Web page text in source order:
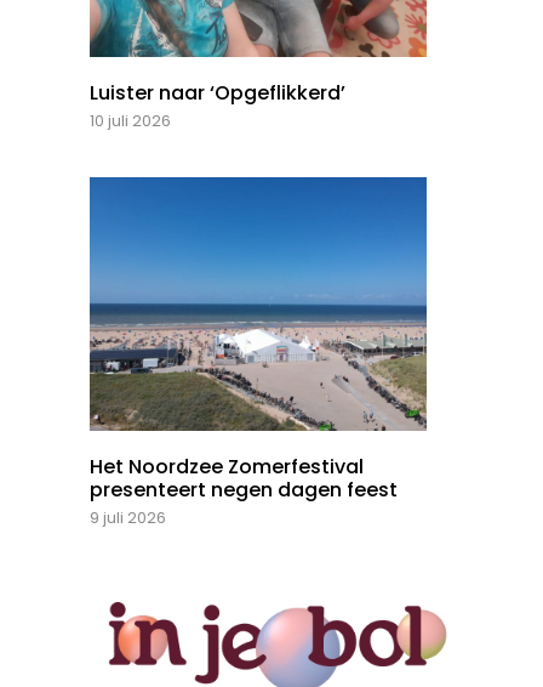
Luister naar ‘Opgeflikkerd’
10 juli 2026
Het Noordzee Zomerfestival
presenteert negen dagen feest
9 juli 2026